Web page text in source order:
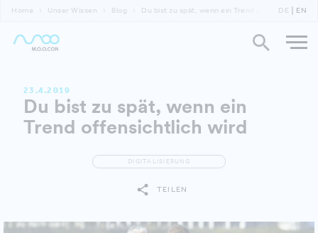
Home Unser Wissen Blog Du bist zu spät, wenn ein Trend offensichtlich
DE EN
23.4.2019
Du bist zu spät, wenn ein
Trend offensichtlich wird
DIGITALISIERUNG
TEILEN